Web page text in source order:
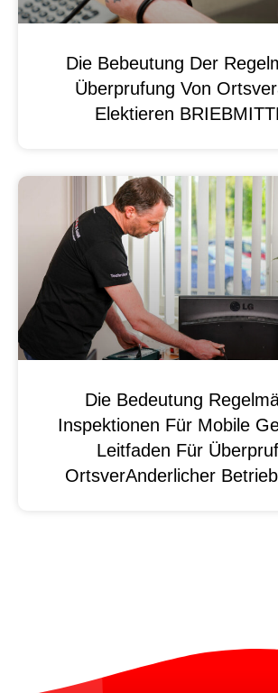
Die Bebeutung Der
Überprufung Von
Elektieren
Die Bedeutung
Inspektionen Für Mobile
Leitfaden Für
OrtsverAnderlicher